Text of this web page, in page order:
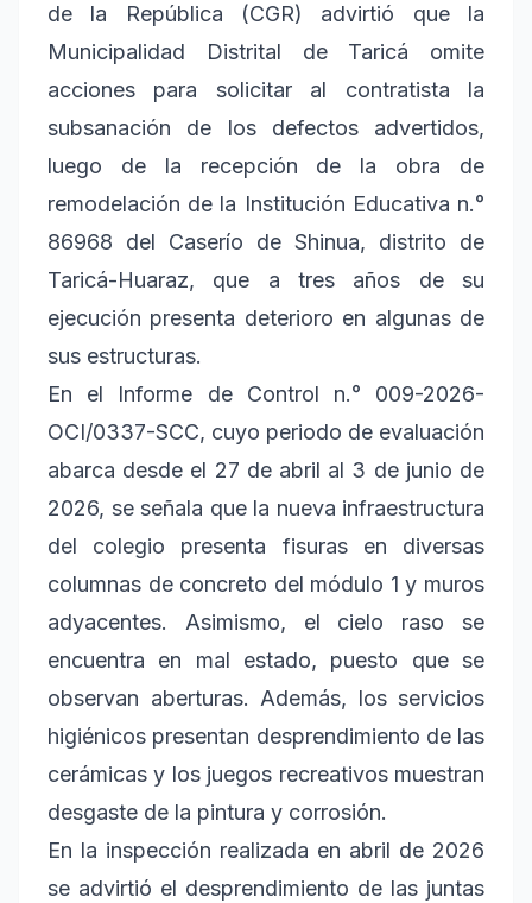
de la República (CGR) advirtió que la
Municipalidad Distrital de Taricá omite
acciones para solicitar al contratista la
subsanación de los defectos advertidos,
luego de la recepción de la obra de
remodelación de la Institución Educativa n.°
86968 del Caserío de Shinua, distrito de
Taricá-Huaraz, que a tres años de su
ejecución presenta deterioro en algunas de
sus estructuras.
En el Informe de Control n.° 009-2026-
OCI/0337-SCC, cuyo periodo de evaluación
abarca desde el 27 de abril al 3 de junio de
2026, se señala que la nueva infraestructura
del colegio presenta fisuras en diversas
columnas de concreto del módulo 1 y muros
adyacentes. Asimismo, el cielo raso se
encuentra en mal estado, puesto que se
observan aberturas. Además, los servicios
higiénicos presentan desprendimiento de las
cerámicas y los juegos recreativos muestran
desgaste de la pintura y corrosión.
En la inspección realizada en abril de 2026
se advirtió el desprendimiento de las juntas